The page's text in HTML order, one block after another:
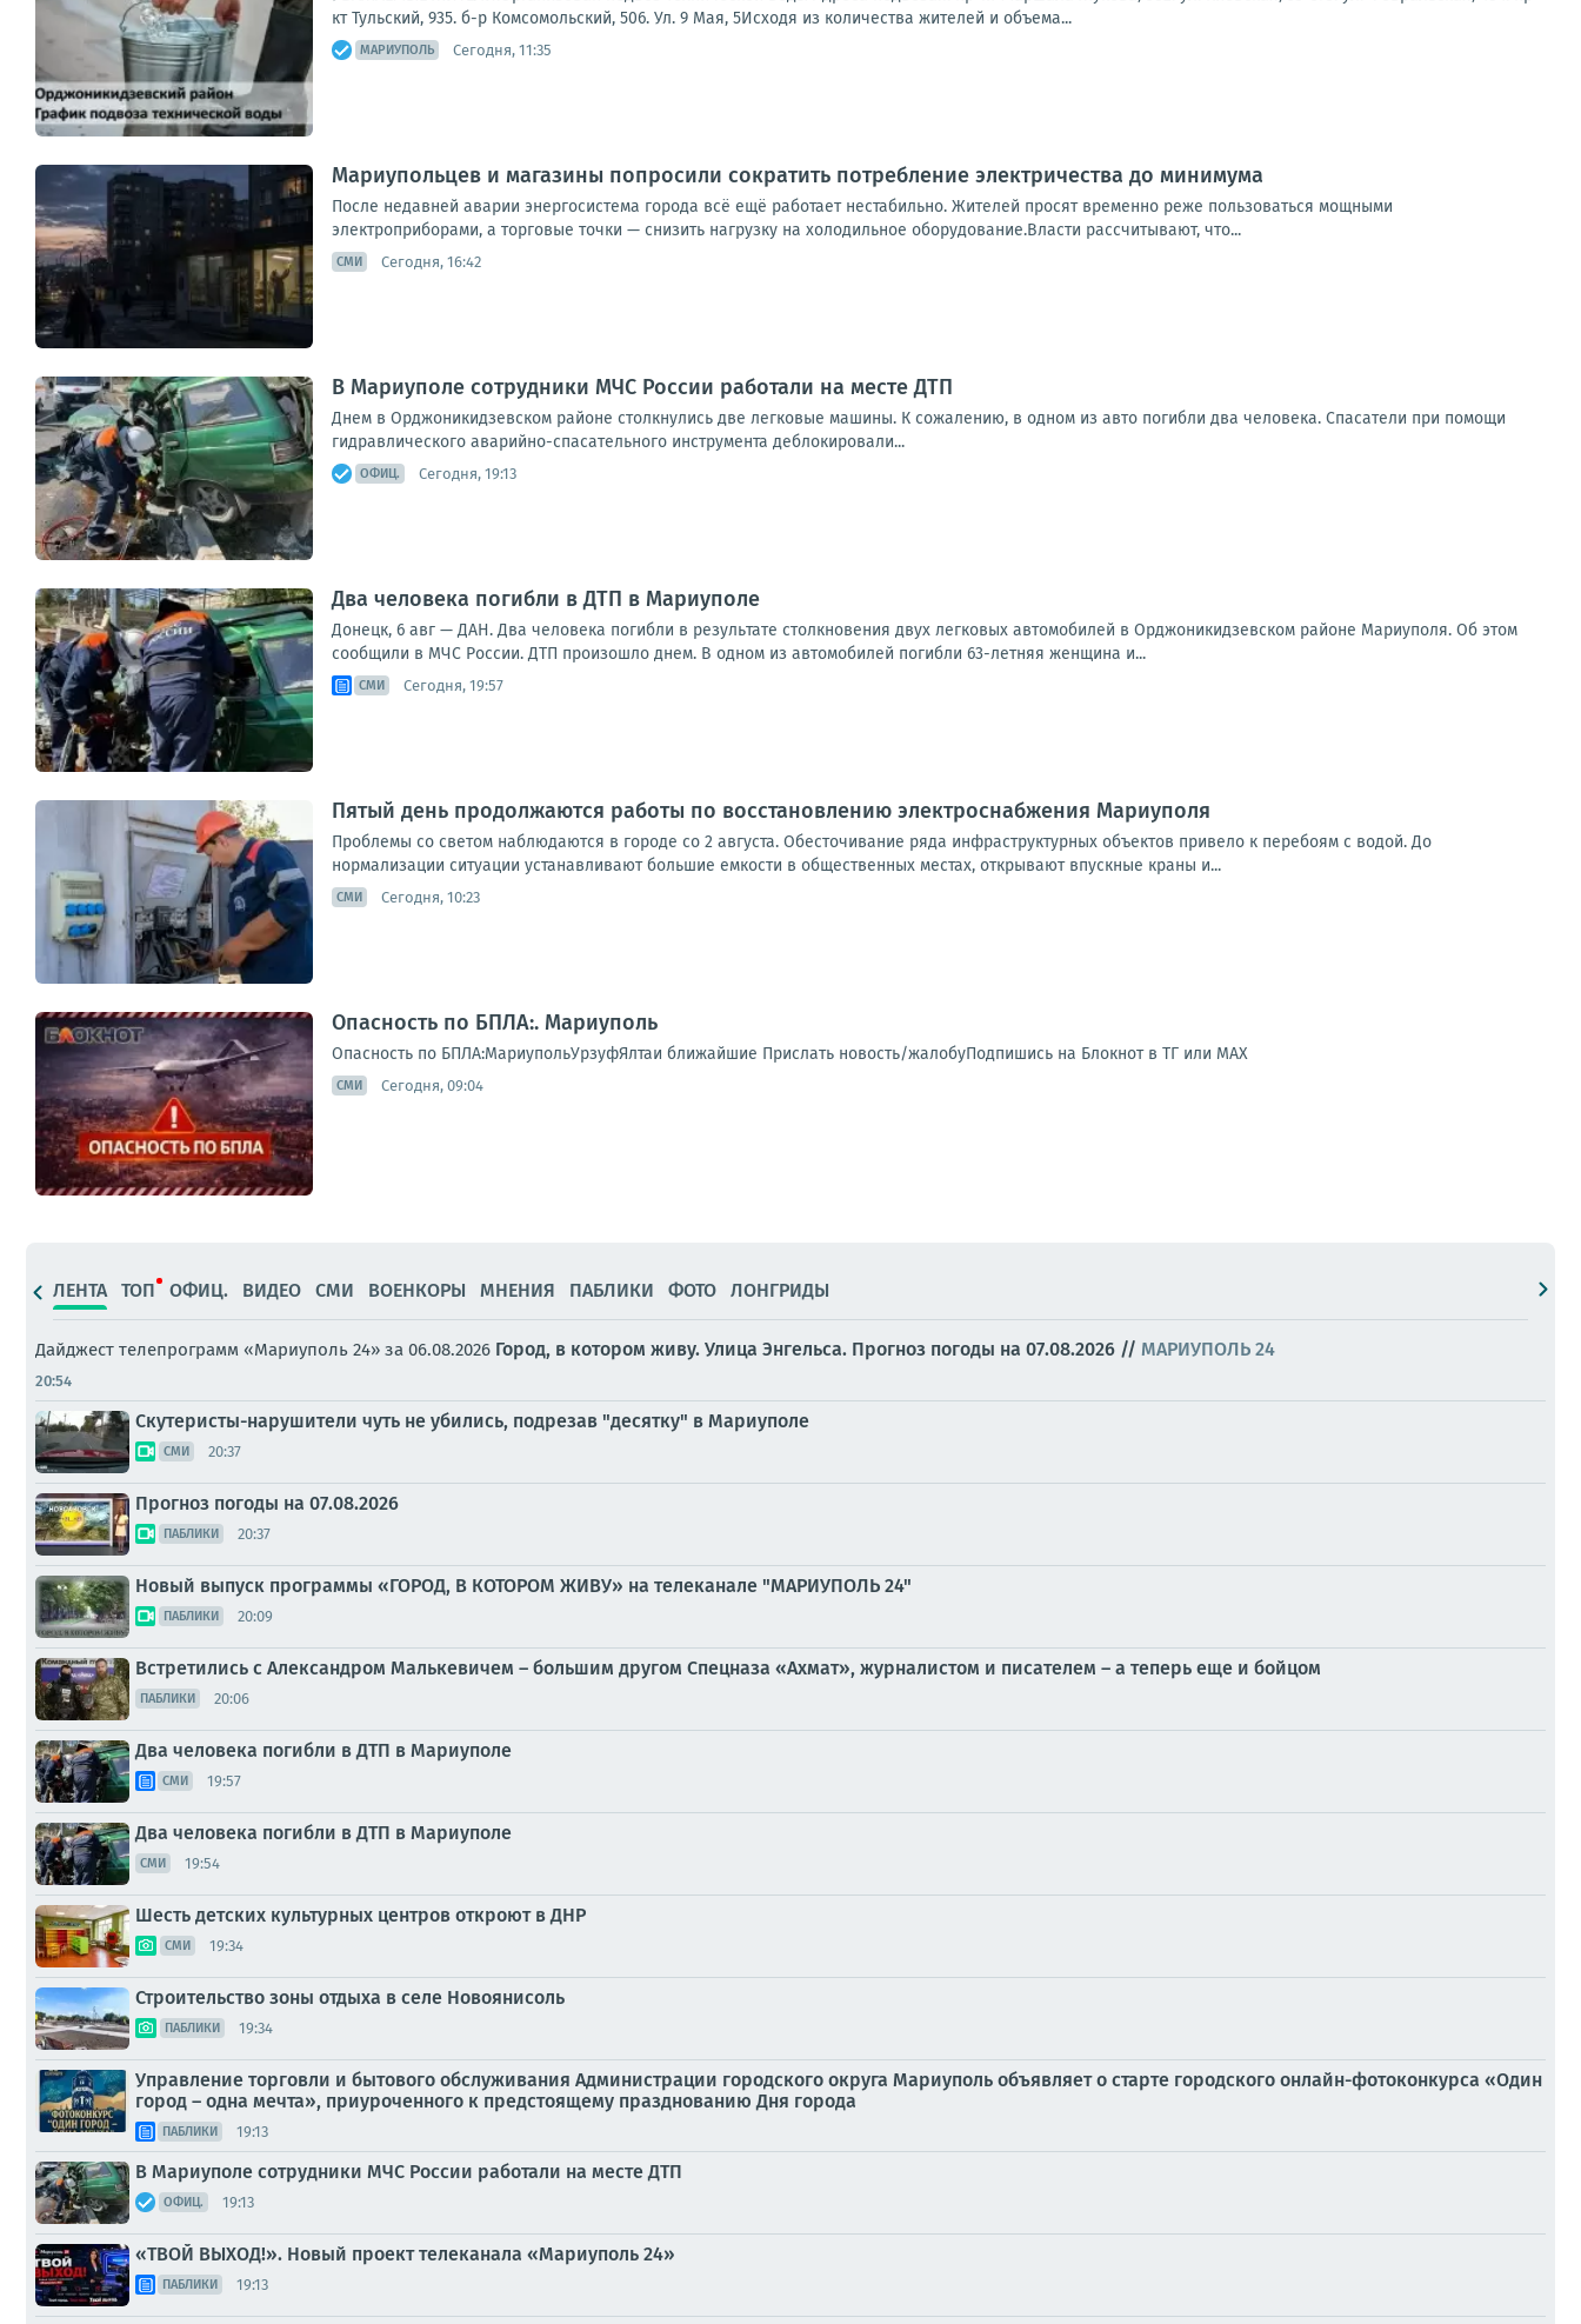
кт Тульский, 935. б-р Комсомольский, 506. Ул. 9 Мая, 5Исходя из количества жителей и объема...
МАРИУПОЛЬ Сегодня, 11:35
Мариупольцев и магазины попросили сократить потребление электричества до минимума
После недавней аварии энергосистема города всё ещё работает нестабильно. Жителей просят временно реже пользоваться мощными
электроприборами, а торговые точки — снизить нагрузку на холодильное оборудование.Власти рассчитывают, что...
СМИ Сегодня, 16:42
В Мариуполе сотрудники МЧС России работали на месте ДТП
Днем в Орджоникидзевском районе столкнулись две легковые машины. К сожалению, в одном из авто погибли два человека. Спасатели при помощи
гидравлического аварийно-спасательного инструмента деблокировали...
ОФИЦ. Сегодня, 19:13
Два человека погибли в ДТП в Мариуполе
Донецк, 6 авг — ДАН. Два человека погибли в результате столкновения двух легковых автомобилей в Орджоникидзевском районе Мариуполя. Об этом
сообщили в МЧС России. ДТП произошло днем. В одном из автомобилей погибли 63-летняя женщина и...
СМИ Сегодня, 19:57
Пятый день продолжаются работы по восстановлению электроснабжения Мариуполя
Проблемы со светом наблюдаются в городе со 2 августа. Обесточивание ряда инфраструктурных объектов привело к перебоям с водой. До
нормализации ситуации устанавливают большие емкости в общественных местах, открывают впускные краны и...
СМИ Сегодня, 10:23
Опасность по БПЛА:. Мариуполь
Опасность по БПЛА:МариупольУрзуфЯлтаи ближайшие Прислать новость/жалобуПодпишись на Блокнот в ТГ или МАХ
СМИ Сегодня, 09:04
ЛЕНТА ТОП ОФИЦ. ВИДЕО СМИ ВОЕНКОРЫ МНЕНИЯ ПАБЛИКИ ФОТО ЛОНГРИДЫ
Дайджест телепрограмм «Мариуполь 24» за 06.08.2026 Город, в котором живу. Улица Энгельса. Прогноз погоды на 07.08.2026 // МАРИУПОЛЬ 24
20:54
Скутеристы-нарушители чуть не убились, подрезав "десятку" в Мариуполе
СМИ 20:37
Прогноз погоды на 07.08.2026
ПАБЛИКИ 20:37
Новый выпуск программы «ГОРОД, В КОТОРОМ ЖИВУ» на телеканале "МАРИУПОЛЬ 24"
ПАБЛИКИ 20:09
Встретились с Александром Малькевичем – большим другом Спецназа «Ахмат», журналистом и писателем – а теперь еще и бойцом
ПАБЛИКИ 20:06
Два человека погибли в ДТП в Мариуполе
СМИ 19:57
Два человека погибли в ДТП в Мариуполе
СМИ 19:54
Шесть детских культурных центров откроют в ДНР
СМИ 19:34
Строительство зоны отдыха в селе Новоянисоль
ПАБЛИКИ 19:34
Управление торговли и бытового обслуживания Администрации городского округа Мариуполь объявляет о старте городского онлайн-фотоконкурса «Один
город – одна мечта», приуроченного к предстоящему празднованию Дня города
ПАБЛИКИ 19:13
В Мариуполе сотрудники МЧС России работали на месте ДТП
ОФИЦ. 19:13
«ТВОЙ ВЫХОД!». Новый проект телеканала «Мариуполь 24»
ПАБЛИКИ 19:13